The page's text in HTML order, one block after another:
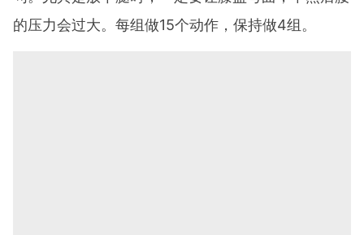
的压力会过大。每组做15个动作，保持做4组。